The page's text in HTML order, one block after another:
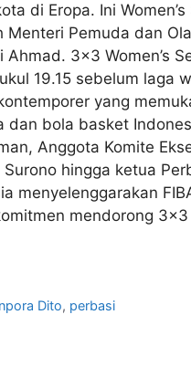
di Eropa. Ini
Pemuda dan
3×3 Women’s
19.15 sebelum laga
yang
bola basket
Anggota Komite
hingga ketua
menyelenggarakan
mendorong
Dito, perbasi